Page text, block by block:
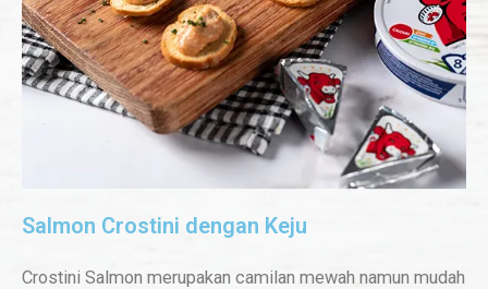
Salmon Crostini dengan Keju
Crostini Salmon merupakan camilan mewah namun mudah